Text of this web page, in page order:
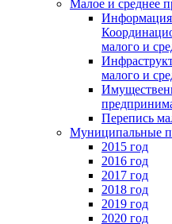
Малое и среднее
Информация
малого и
малого и
Перепись
Муниципальные
2015 год
2016 год
2017 год
2018 год
2019 год
2020 год